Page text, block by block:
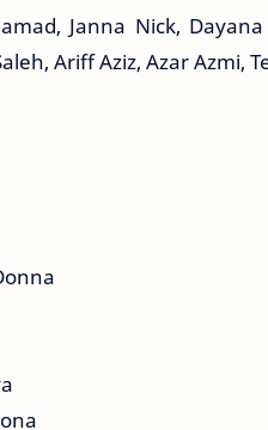
Janna Nick,
Ariff Aziz, Azar Azmi,